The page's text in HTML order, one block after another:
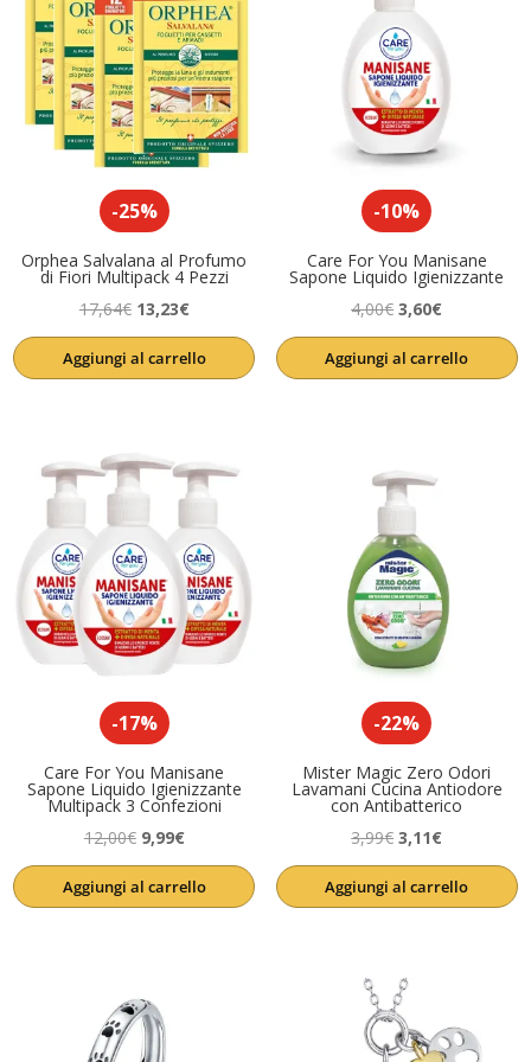
-25%
Orphea Salvalana al Profumo
di Fiori Multipack 4 Pezzi
17,64€ Il
prezzo
originale
13,23€Il
prezzo
attuale
Aggiungi al carrello
-10%
Care For You Manisane
Sapone Liquido Igienizzante
4,00€ Il
prezzo
originale
3,60€Il
prezzo
attuale
Aggiungi al carrello
-17%
Care For You Manisane
Sapone Liquido Igienizzante
Multipack 3 Confezioni
12,00€ Il
prezzo
originale
9,99€Il
prezzo
attuale
Aggiungi al carrello
-22%
Mister Magic Zero Odori
Lavamani Cucina Antiodore
con Antibatterico
3,99€ Il
prezzo
originale
3,11€Il
prezzo
attuale
Aggiungi al carrello